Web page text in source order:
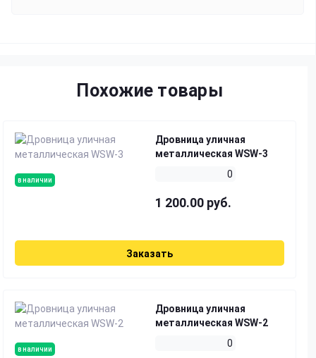
Похожие товары
в наличии
Дровница уличная
металлическая WSW-3
0
1 200.00 руб.
Заказать
в наличии
Дровница уличная
металлическая WSW-2
0